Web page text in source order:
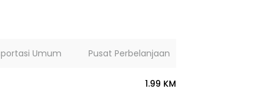
Umum Pusat Perbelanjaan
1.99 KM